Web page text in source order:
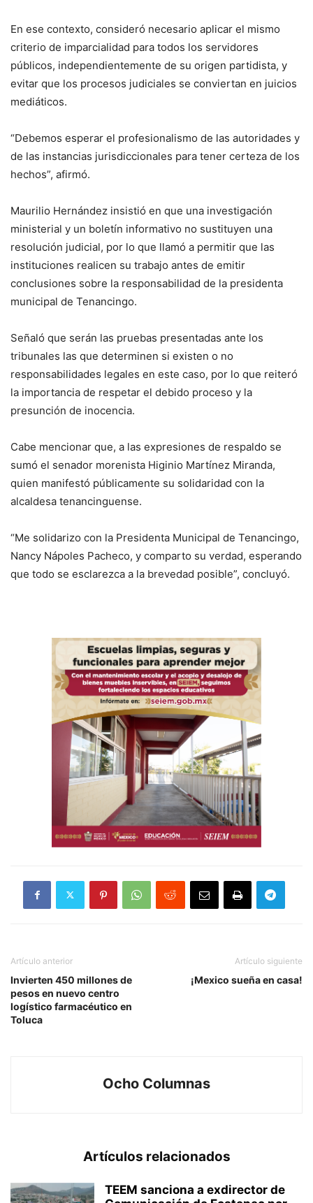
En ese contexto, consideró necesario aplicar el mismo
criterio de imparcialidad para todos los servidores
públicos, independientemente de su origen partidista, y
evitar que los procesos judiciales se conviertan en juicios
mediáticos.
“Debemos esperar el profesionalismo de las autoridades y
de las instancias jurisdiccionales para tener certeza de los
hechos”, afirmó.
Maurilio Hernández insistió en que una investigación
ministerial y un boletín informativo no sustituyen una
resolución judicial, por lo que llamó a permitir que las
instituciones realicen su trabajo antes de emitir
conclusiones sobre la responsabilidad de la presidenta
municipal de Tenancingo.
Señaló que serán las pruebas presentadas ante los
tribunales las que determinen si existen o no
responsabilidades legales en este caso, por lo que reiteró
la importancia de respetar el debido proceso y la
presunción de inocencia.
Cabe mencionar que, a las expresiones de respaldo se
sumó el senador morenista Higinio Martínez Miranda,
quien manifestó públicamente su solidaridad con la
alcaldesa tenancinguense.
“Me solidarizo con la Presidenta Municipal de Tenancingo,
Nancy Nápoles Pacheco, y comparto su verdad, esperando
que todo se esclarezca a la brevedad posible”, concluyó.
Artículo anterior
Invierten 450 millones de
pesos en nuevo centro
logístico farmacéutico en
Toluca
Artículo siguiente
¡Mexico sueña en casa!
Ocho Columnas
Artículos relacionados
TEEM sanciona a exdirector de